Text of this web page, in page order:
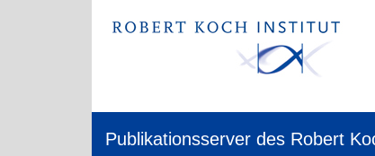
Publikationsserver des Robert